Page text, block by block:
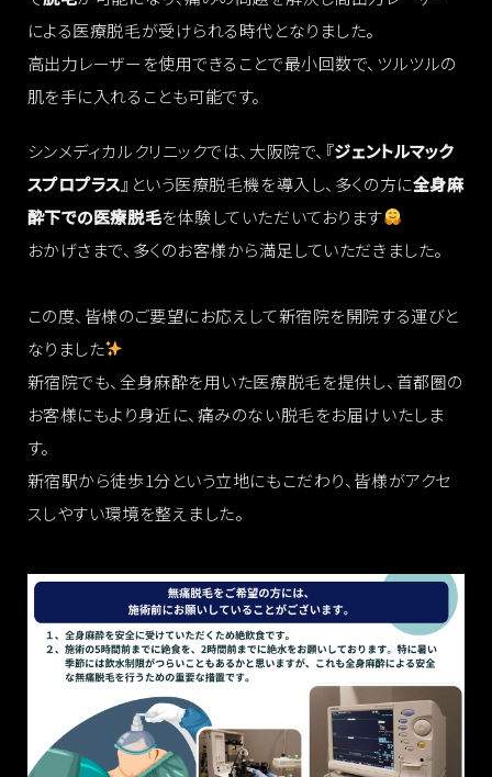
による医療脱毛が受けられる時代となりました。
高出力レーザーを使用できることで最小回数で、ツルツルの
肌を手に入れることも可能です。
シンメディカルクリニックでは、大阪院で、『ジェントルマック
スプロプラス』という医療脱毛機を導入し、多くの方に全身麻
酔下での医療脱毛を体験していただいております
おかげさまで、多くのお客様から満足していただきました。
この度、皆様のご要望にお応えして新宿院を開院する運びと
なりました
新宿院でも、全身麻酔を用いた医療脱毛を提供し、首都圏の
お客様にもより身近に、痛みのない脱毛をお届けいたしま
す。
新宿駅から徒歩1分という立地にもこだわり、皆様がアクセ
スしやすい環境を整えました。